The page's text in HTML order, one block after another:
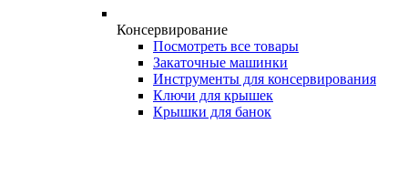
Консервирование
Посмотреть все товары
Закаточные машинки
Инструменты для консервирования
Ключи для крышек
Крышки для банок